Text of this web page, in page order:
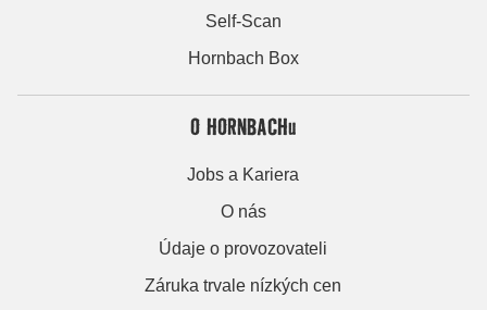
Self-Scan
Hornbach Box
O HORNBACHu
Jobs a Kariera
O nás
Údaje o provozovateli
Záruka trvale nízkých cen